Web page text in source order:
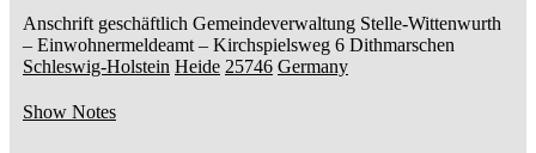
Anschrift geschäftlich Gemeindeverwaltung Stelle-Wittenwurth
– Einwohnermeldeamt – Kirchspielsweg 6 Dithmarschen
Schleswig-Holstein Heide 25746 Germany
Show Notes